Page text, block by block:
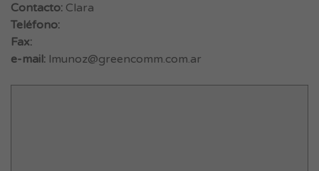
Contacto: Clara
Teléfono:
Fax:
e-mail: lmunoz@greencomm.com.ar